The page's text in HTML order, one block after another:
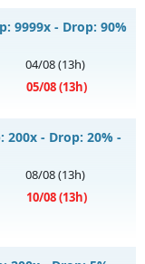
ngày
9999x - Drop: 90%
04/08(13h)
05/08(13h)
lớn, Free Set
200x - Drop: 20% -
08/08(13h)
10/08(13h)
1 Wc Tại K4